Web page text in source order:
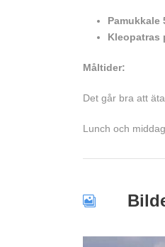
Pamukkale
Kleopatras
Måltider:
Det går bra att
Lunch och